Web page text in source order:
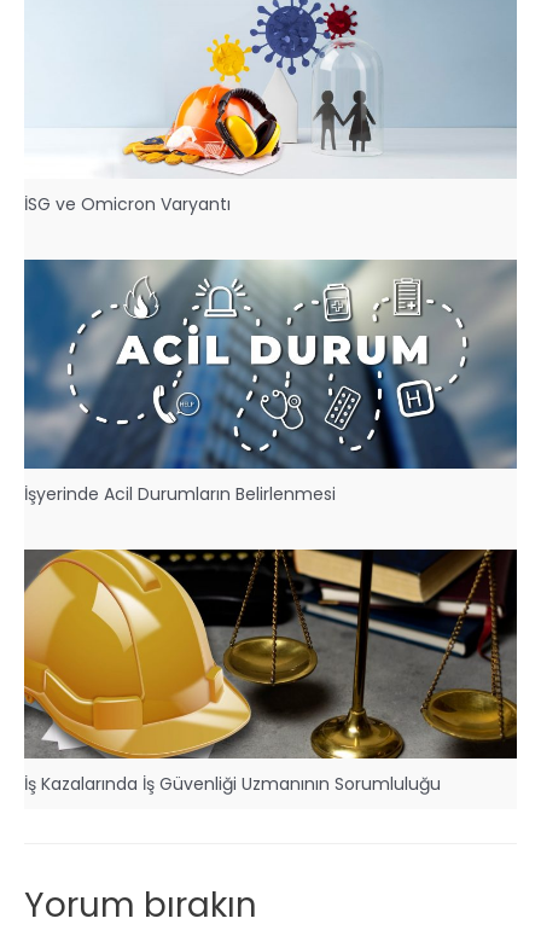
İSG ve Omicron Varyantı
İşyerinde Acil Durumların Belirlenmesi
İş Kazalarında İş Güvenliği Uzmanının Sorumluluğu
Yorum bırakın